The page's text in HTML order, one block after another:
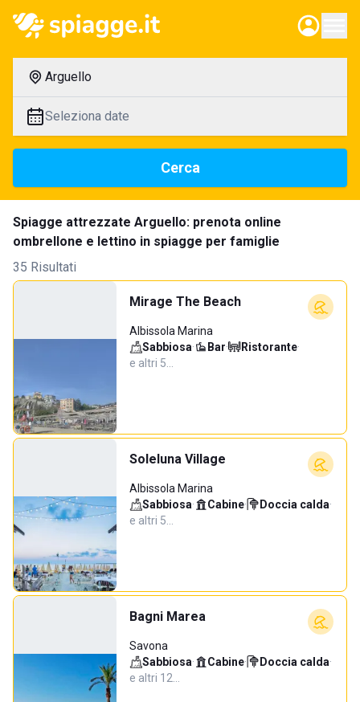
Arguello
Seleziona date
Cerca
Spiagge attrezzate Arguello: prenota online
ombrellone e lettino in spiagge per famiglie
35 Risultati
Mirage The Beach
Albissola Marina
Sabbiosa· Bar· Ristorante·
e altri 5…
Soleluna Village
Albissola Marina
Sabbiosa· Cabine· Doccia calda·
e altri 5…
Bagni Marea
Savona
Sabbiosa· Cabine· Doccia calda·
e altri 12…